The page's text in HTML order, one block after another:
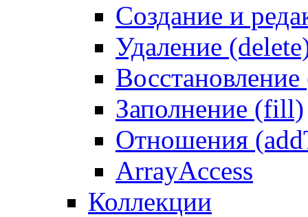
Создание и
Удаление
Заполнение (fill)
Отношения
ArrayAccess
Коллекции